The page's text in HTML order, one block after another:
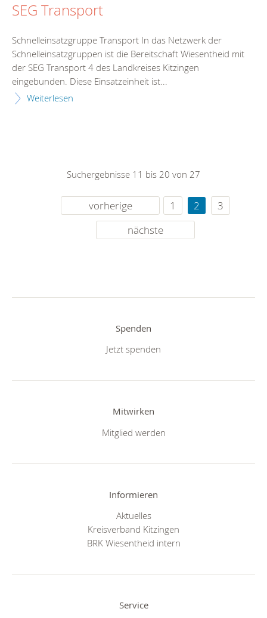
SEG Transport
Schnelleinsatzgruppe Transport In das Netzwerk der
Schnelleinsatzgruppen ist die Bereitschaft Wiesentheid mit
der SEG Transport 4 des Landkreises Kitzingen
eingebunden. Diese Einsatzeinheit ist...
Weiterlesen
Suchergebnisse 11 bis 20 von 27
vorherige 1 2
3
nächste
Spenden
Jetzt spenden
Mitwirken
Mitglied werden
Informieren
Aktuelles
Kreisverband Kitzingen
BRK Wiesentheid intern
Service